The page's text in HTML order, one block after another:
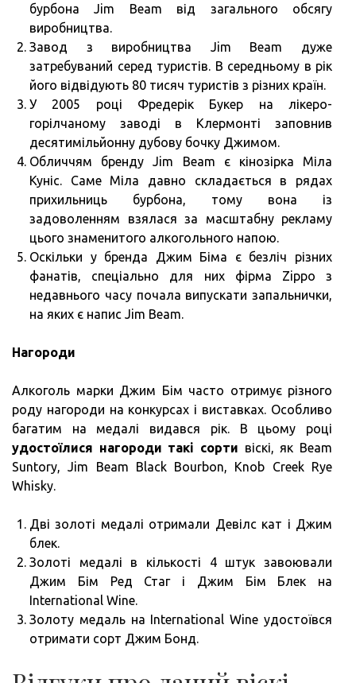
бурбона Jim Beam від загального обсягу
виробництва.
Завод з виробництва Jim Beam дуже
затребуваний серед туристів. В середньому в рік
його відвідують 80 тисяч туристів з різних країн.
У 2005 році Фредерік Букер на лікеро-
горілчаному заводі в Клермонті заповнив
десятимільйонну дубову бочку Джимом.
Обличчям бренду Jim Beam є кінозірка Міла
Куніс. Саме Міла давно складається в рядах
прихильниць бурбона, тому вона із
задоволенням взялася за масштабну рекламу
цього знаменитого алкогольного напою.
Оскільки у бренда Джим Біма є безліч різних
фанатів, спеціально для них фірма Zippo з
недавнього часу почала випускати запальнички,
на яких є напис Jim Beam.
Нагороди
Алкоголь марки Джим Бім часто отримує різного
роду нагороди на конкурсах і виставках. Особливо
багатим на медалі видався рік. В цьому році
удостоїлися нагороди такі сорти віскі, як Beam
Suntory, Jim Beam Black Bourbon, Knob Creek Rye
Whisky.
Дві золоті медалі отримали Девілс кат і Джим
блек.
Золоті медалі в кількості 4 штук завоювали
Джим Бім Ред Стаг і Джим Бім Блек на
International Wine.
Золоту медаль на International Wine удостоївся
отримати сорт Джим Бонд.